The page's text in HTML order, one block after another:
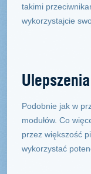
takimi
wykorzystajcie
Ulepszenia
Podobnie jak w
modułów. Co
przez większość
wykorzystać